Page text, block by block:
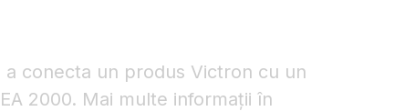
conecta un produs Victron cu un
2000. Mai multe informații în